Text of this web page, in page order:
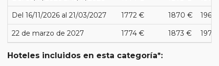
Del 16/11/2026 al 21/03/2027 1772 € 1870 € 1968
22 de marzo de 2027 1774 € 1873 € 1971
Hoteles incluidos en esta categoría*: